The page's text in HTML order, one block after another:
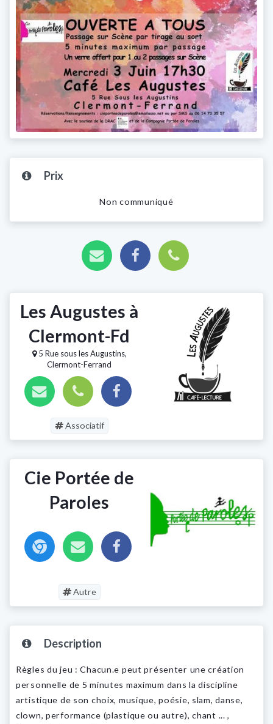
Prix
Non communiqué
Les Augustes à
Clermont-Fd
5 Rue sous les Augustins,
Clermont-Ferrand
Associatif
Cie Portée de
Paroles
Autre
Description
Règles du jeu : Chacun.e peut présenter une création
personnelle de 5 minutes maximum dans la discipline
artistique de son choix, musique, poésie, slam, danse,
clown, performance (plastique ou autre), chant ... ,